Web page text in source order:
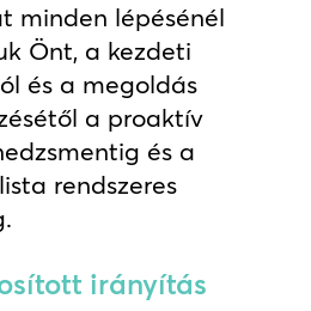
minden lépésénél
Önt, a kezdeti
és a megoldás
a proaktív
és a
rendszeres
irányítás